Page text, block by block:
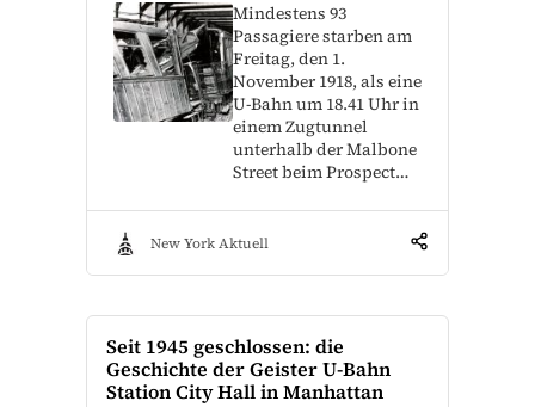
Mindestens 93
Passagiere starben am
Freitag, den 1.
November 1918, als eine
U-Bahn um 18.41 Uhr in
einem Zugtunnel
unterhalb der Malbone
Street beim Prospect…
New York Aktuell
Seit 1945 geschlossen: die
Geschichte der Geister U-Bahn
Station City Hall in Manhattan